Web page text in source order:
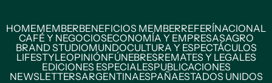
HOMEMEMBERBENEFICIOS MEMBERREFERÍNACIONAL
CAFÉ Y NEGOCIOSECONOMÍA Y EMPRESASAGRO
BRAND STUDIOMUNDOCULTURA Y ESPECTÁCULOS
LIFESTYLEOPINIÓNFÚNEBRESREMATES Y LEGALES
EDICIONES ESPECIALESPUBLICACIONES
NEWSLETTERSARGENTINAESPAÑAESTADOS UNIDOS